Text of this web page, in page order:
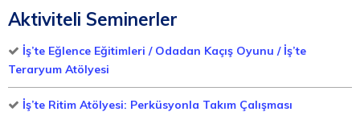
Aktiviteli Seminerler
İş’te Eğlence Eğitimleri / Odadan Kaçış Oyunu / İş’te
Teraryum Atölyesi
İş’te Ritim Atölyesi: Perküsyonla Takım Çalışması